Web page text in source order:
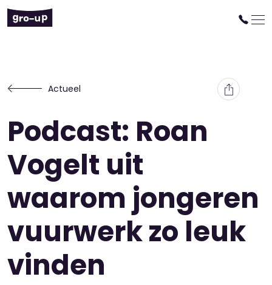
Actueel
Podcast: Roan
Vogelt uit
waarom jongeren
vuurwerk zo leuk
vinden